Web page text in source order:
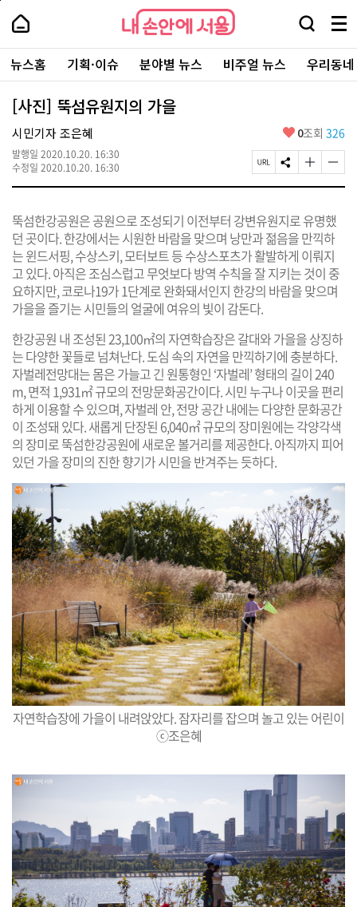
본
로
가
내
손
안
에
서
울
-
서
울
시
대
표
소
털
내
손
에
울
검
창
열
기
메
뉴
전
체
보
주
요
서
뉴스홈 기획·이슈 분야별 뉴스 비주얼 뉴스 우리동
[사진] 뚝섬유원지의 가을
시민기자 조은혜
발행일 2020.10.20. 16:30
수정일 2020.10.20. 16:30
좋
요
0조회 326
페
이
R
L
복
사
S
N
유
하
기
글
자
크
게
변
경
하
기
글
자
작
게
변
경
하
기
뚝섬한강공원은 공원으로 조성되기 이전부터 강변유원지로 유명했
던 곳이다. 한강에서는 시원한 바람을 맞으며 낭만과 젊음을 만끽하
는 윈드서핑, 수상스키, 모터보트 등 수상스포츠가 활발하게 이뤄지
고 있다. 아직은 조심스럽고 무엇보다 방역 수칙을 잘 지키는 것이 중
요하지만, 코로나19가 1단계로 완화돼서인지 한강의 바람을 맞으며
가을을 즐기는 시민들의 얼굴에 여유의 빛이 감돈다.
한강공원 내 조성된 23,100㎡의 자연학습장은 갈대와 가을을 상징하
는 다양한 꽃들로 넘쳐난다. 도심 속의 자연을 만끽하기에 충분하다.
자벌레전망대는 몸은 가늘고 긴 원통형인 ‘자벌레’ 형태의 길이 240
m, 면적 1,931㎡ 규모의 전망문화공간이다. 시민 누구나 이곳을 편리
하게 이용할 수 있으며, 자벌레 안, 전망 공간 내에는 다양한 문화공간
이 조성돼 있다. 새롭게 단장된 6,040㎡ 규모의 장미원에는 각양각색
의 장미로 뚝섬한강공원에 새로운 볼거리를 제공한다. 아직까지 피어
있던 가을 장미의 진한 향기가 시민을 반겨주는 듯하다.
자연학습장에 가을이 내려앉았다. 잠자리를 잡으며 놀고 있는 어린이
ⓒ조은혜
페
상
단
로